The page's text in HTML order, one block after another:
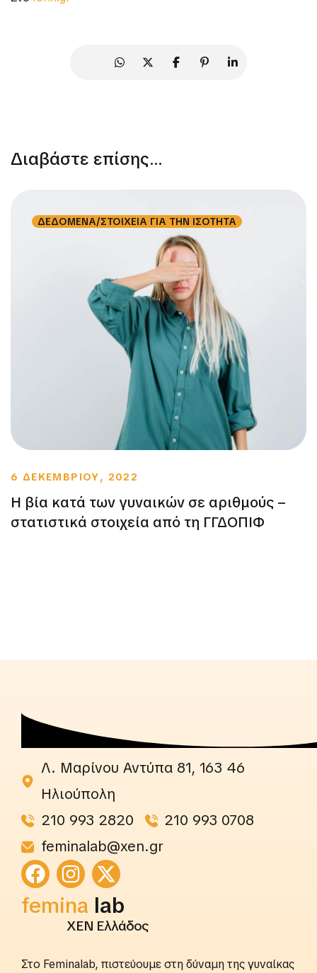
Διαβάστε επίσης...
ΔΕΔΟΜΕΝΑ/ΣΤΟΙΧΕΙΑ ΓΙΑ ΤΗΝ ΙΣΟΤΗΤΑ
6 ΔΕΚΕΜΒΡΙΟΥ, 2022
Η βία κατά των γυναικών σε αριθμούς –
στατιστικά στοιχεία από τη ΓΓΔΟΠΙΦ
Λ. Μαρίνου Αντύπα 81, 163 46
Ηλιούπολη
210 993 2820
210 993 0708
feminalab@xen.gr
femina lab
rightslab
ΧΕΝ Ελλάδος
Στο Feminalab, πιστεύουμε στη δύναμη της γυναίκας